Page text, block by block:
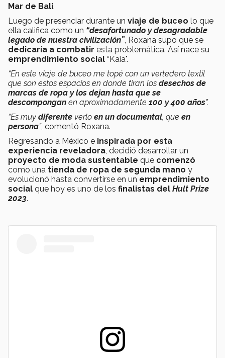
Mar de Bali.
Luego de presenciar durante un viaje de buceo lo que
ella califica como un “desafortunado y desagradable
legado de nuestra civilización”, Roxana supo que se
dedicaría a combatir esta problemática. Así nace su
emprendimiento social “Kaia".
“En este viaje de buceo me topé con un vertedero textil
que son estos espacios en donde tiran los desechos de
marcas de ropa y los dejan hasta que se
descompongan en aproximadamente 100 y 400 años”.
“Es muy diferente verlo en un documental, que en
persona”, comentó Roxana.
Regresando a México e inspirada por esta
experiencia reveladora, decidió desarrollar un
proyecto de moda sustentable que comenzó
como una tienda de ropa de segunda mano y
evolucionó hasta convertirse en un emprendimiento
social que hoy es uno de los finalistas del Hult Prize
2023.